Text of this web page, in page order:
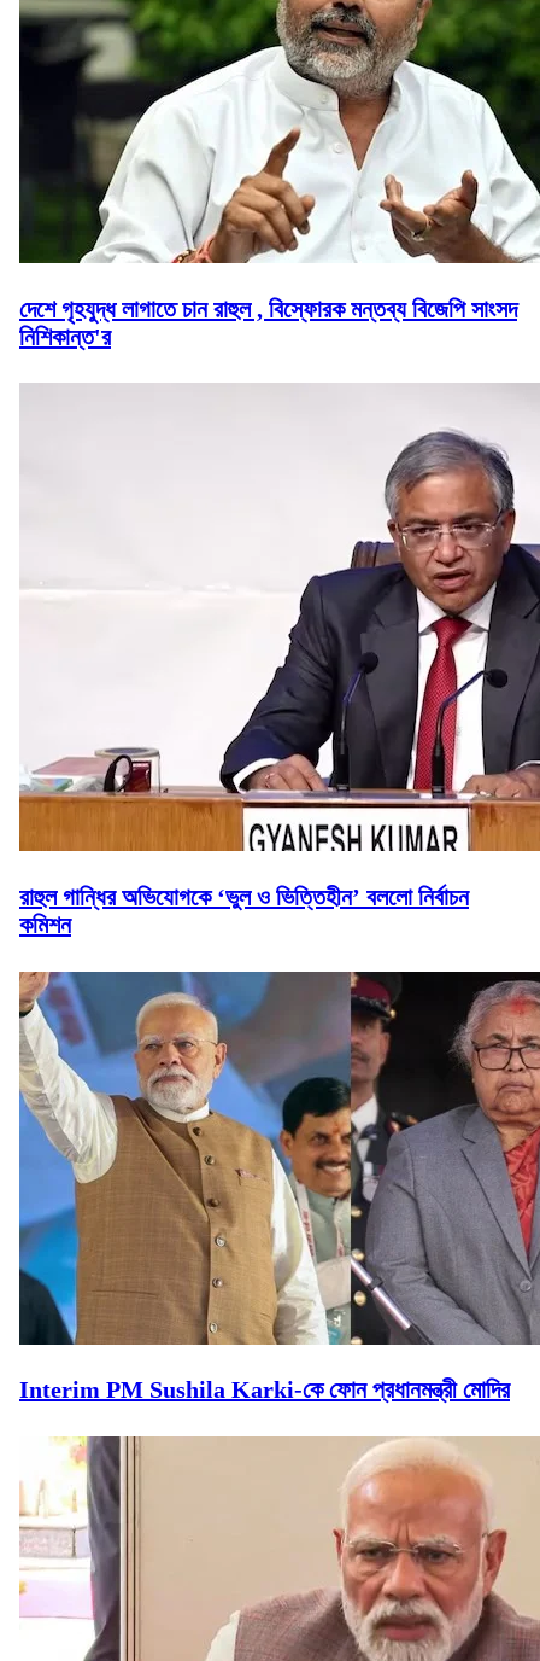
দেশে গৃহযুদ্ধ লাগাতে চান রাহুল , বিস্ফোরক মন্তব্য বিজেপি সাংসদ
নিশিকান্ত'র
রাহুল গান্ধির অভিযোগকে ‘ভুল ও ভিত্তিহীন’ বললো নির্বাচন
কমিশন
Interim PM Sushila Karki-কে ফোন প্রধানমন্ত্রী মোদির